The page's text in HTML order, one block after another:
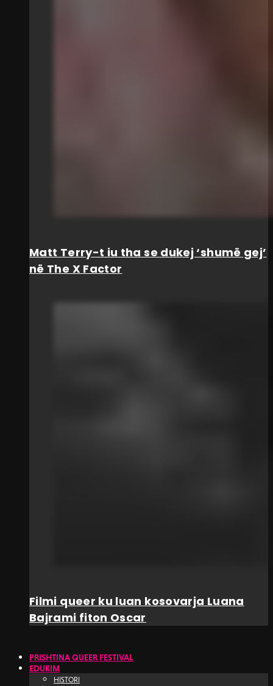
Matt Terry-t iu tha se dukej ‘shumë gej’
në The X Factor
Filmi queer ku luan kosovarja Luana
Bajrami fiton Oscar
PRISHTINA QUEER FESTIVAL
EDUKIM
HISTORI